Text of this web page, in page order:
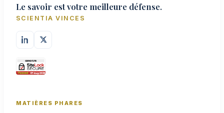
Le savoir est votre meilleure défense.
SCIENTIA VINCES
MATIÈRES PHARES